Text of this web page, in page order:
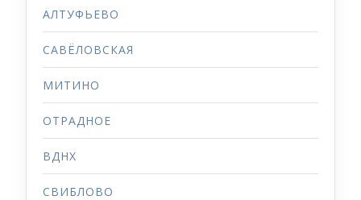
АЛТУФЬЕВО
САВЁЛОВСКАЯ
МИТИНО
ОТРАДНОЕ
ВДНХ
СВИБЛОВО